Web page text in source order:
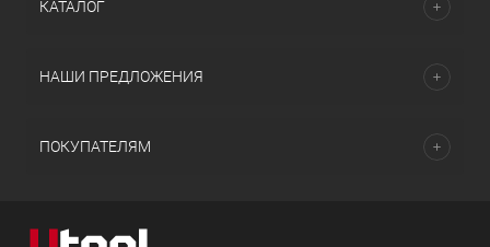
КАТАЛОГ
НАШИ ПРЕДЛОЖЕНИЯ
ПОКУПАТЕЛЯМ